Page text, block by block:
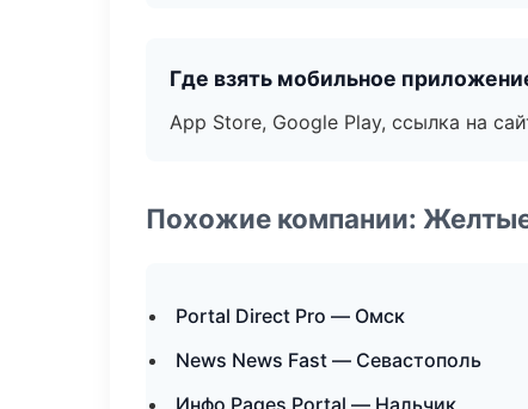
Где взять мобильное
App Store, Google Play, ссылка на
Похожие компании:
Portal Direct Pro — Омск
News News Fast — Севастополь
Инфо Pages Portal — Нальчик